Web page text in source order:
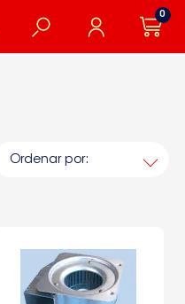
0
Ordenar por: